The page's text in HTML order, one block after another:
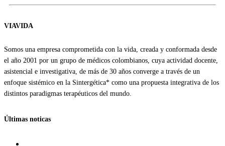
VIAVIDA
Somos una empresa comprometida con la vida, creada y conformada desde
el año 2001 por un grupo de médicos colombianos, cuya actividad docente,
asistencial e investigativa, de más de 30 años converge a través de un
enfoque sistémico en la Sintergética* como una propuesta integrativa de los
distintos paradigmas terapéuticos del mundo.
Últimas noticas